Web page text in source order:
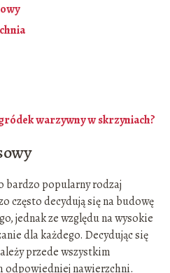
warzywny w skrzyniach?
bardzo popularny rodzaj
często decydują się na budowę
jednak ze względu na wysokie
dla każdego. Decydując się
przede wszystkim
odpowiedniej nawierzchni.